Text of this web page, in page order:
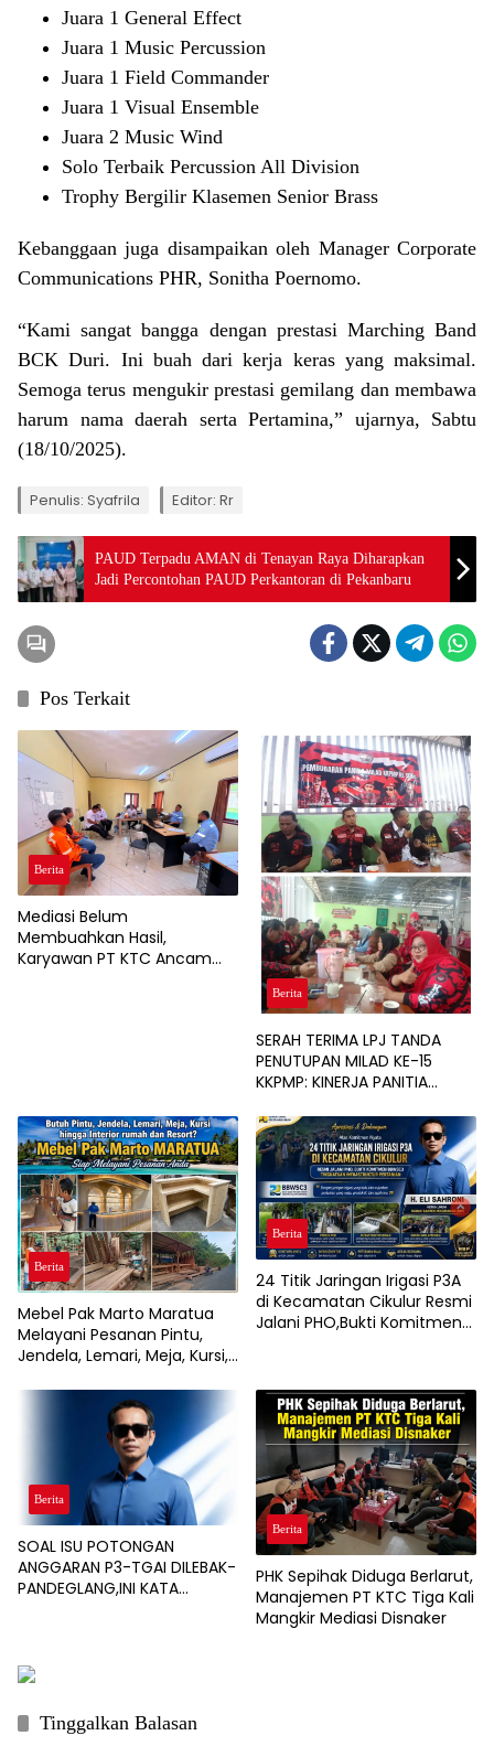
Juara 1 General Effect
Juara 1 Music Percussion
Juara 1 Field Commander
Juara 1 Visual Ensemble
Juara 2 Music Wind
Solo Terbaik Percussion All Division
Trophy Bergilir Klasemen Senior Brass
Kebanggaan juga disampaikan oleh Manager Corporate
Communications PHR, Sonitha Poernomo.
“Kami sangat bangga dengan prestasi Marching Band
BCK Duri. Ini buah dari kerja keras yang maksimal.
Semoga terus mengukir prestasi gemilang dan membawa
harum nama daerah serta Pertamina,” ujarnya, Sabtu
(18/10/2025).
Penulis: Syafrila Editor: Rr
PAUD Terpadu AMAN di Tenayan Raya Diharapkan
Jadi Percontohan PAUD Perkantoran di Pekanbaru
Pos Terkait
Berita
Mediasi Belum
Membuahkan Hasil,
Karyawan PT KTC Ancam
Berita
SERAH TERIMA LPJ TANDA
PENUTUPAN MILAD KE-15
KKPMP: KINERJA PANITIA
BERSIH DARI MASALAH
KEUANGAN
Berita
Mebel Pak Marto Maratua
Melayani Pesanan Pintu,
Jendela, Lemari, Meja, Kursi,
Berita
24 Titik Jaringan Irigasi P3A
di Kecamatan Cikulur Resmi
Jalani PHO,Bukti Komitmen
Berita
SOAL ISU POTONGAN
ANGGARAN P3-TGAI DILEBAK-
PANDEGLANG,INI KATA
Berita
PHK Sepihak Diduga Berlarut,
Manajemen PT KTC Tiga Kali
Mangkir Mediasi Disnaker
Tinggalkan Balasan